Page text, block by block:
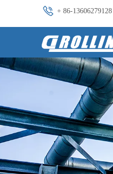
+ 86-13606279128